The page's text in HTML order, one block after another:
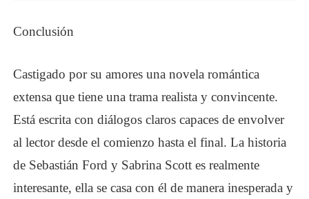
Conclusión
Castigado por suamores una novela romántica
extensa que tiene una trama realista y convincente.
Está escrita con diálogos claros capaces de envolver
al lector desde el comienzo hasta el final. La historia
de Sebastián Ford y Sabrina Scott es realmente
interesante, ella se casa con él de manera inesperada y